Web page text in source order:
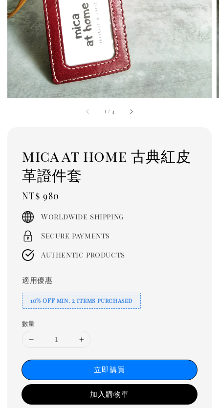
1 / 4
mica at home 古典紅皮
革證件套
Regular
price
NT$ 980
Worldwide shipping
Secure payments
Authentic products
適用優惠
10% OFF min. 2 items purchased
數量
立即購買
加入購物車